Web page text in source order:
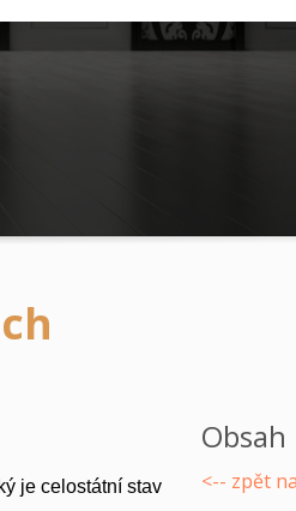
je celostátní stav
Obsah
<-- zpět